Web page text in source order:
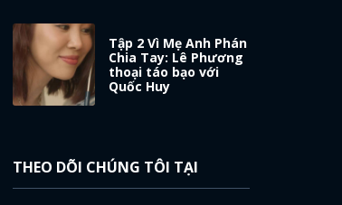
Tập 2 Vì Mẹ Anh Phán
Chia Tay: Lê Phương
thoại táo bạo với
Quốc Huy
THEO DÕI CHÚNG TÔI TẠI